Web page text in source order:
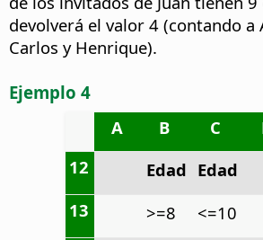
devolverá el valor 4 (contando a
Carlos y Henrique).
Ejemplo 4
A
B C
12
Edad Edad
13
>=8
<=10